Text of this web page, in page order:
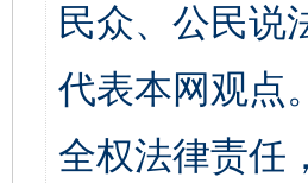
民众、公民说
代表本网观点
全权法律责任